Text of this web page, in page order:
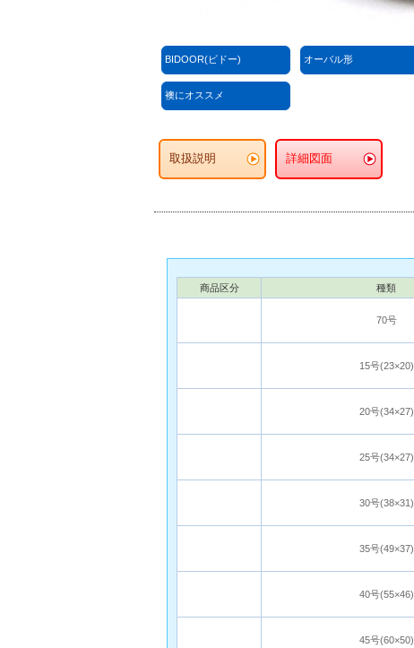
BIDOOR(ビドー) オーバル形
襖にオススメ
取扱説明 詳細図面
商品区分 種類
70号
15号(23×20)
20号(34×27)
25号(34×27)
30号(38×31)
35号(49×37)
40号(55×46)
45号(60×50)